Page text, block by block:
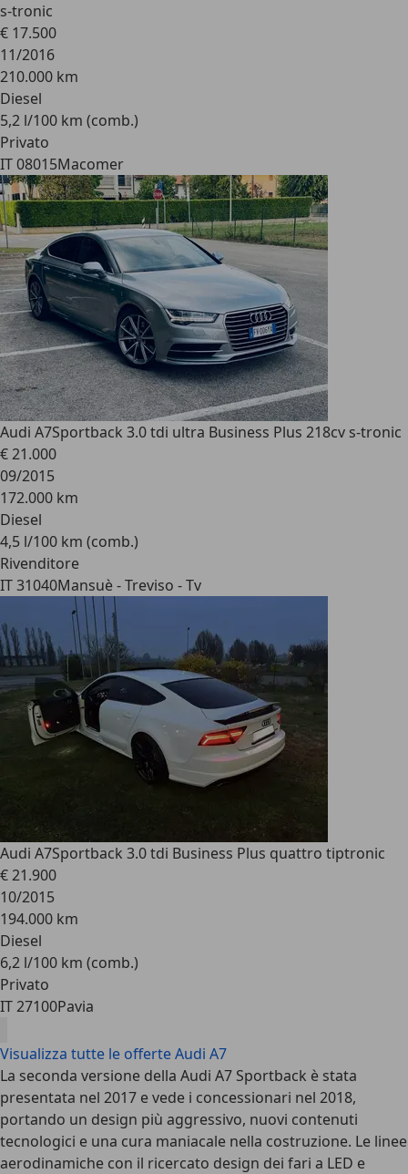
s-tronic
€ 17.500
11/2016
210.000 km
Diesel
5,2 l/100 km (comb.)
Privato
IT 08015Macomer
Audi A7Sportback 3.0 tdi ultra Business Plus 218cv s-tronic
€ 21.000
09/2015
172.000 km
Diesel
4,5 l/100 km (comb.)
Rivenditore
IT 31040Mansuè - Treviso - Tv
Audi A7Sportback 3.0 tdi Business Plus quattro tiptronic
€ 21.900
10/2015
194.000 km
Diesel
6,2 l/100 km (comb.)
Privato
IT 27100Pavia
Visualizza tutte le offerte Audi A7
La seconda versione della Audi A7 Sportback è stata
presentata nel 2017 e vede i concessionari nel 2018,
portando un design più aggressivo, nuovi contenuti
tecnologici e una cura maniacale nella costruzione. Le linee
aerodinamiche con il ricercato design dei fari a LED e